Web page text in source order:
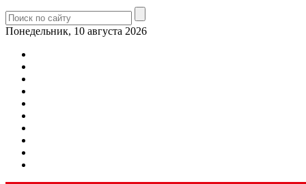
Понедельник, 10 августа 2026